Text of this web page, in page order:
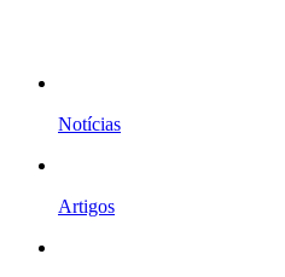
Notícias
Artigos